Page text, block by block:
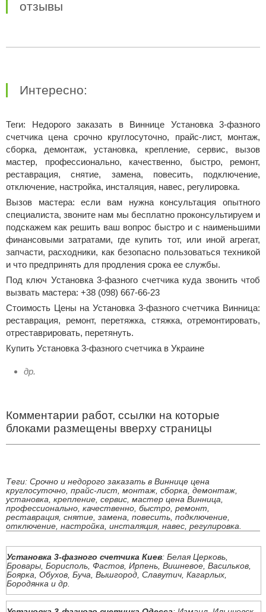
отзывы
Интересно:
Теги: Недорого заказать в Виннице Установка 3-фазного
счетчика цена срочно круглосуточно, прайс-лист, монтаж,
сборка, демонтаж, установка, крепление, сервис, вызов
мастер, профессионально, качественно, быстро, ремонт,
реставрация, снятие, замена, повесить, подключение,
отключение, настройка, инсталяция, навес, регулировка.
Вызов мастера: если вам нужна консультация опытного
специалиста, звоните нам мы бесплатно проконсультируем и
подскажем как решить ваш вопрос быстро и с наименьшими
финансовыми затратами, где купить тот, или иной агрегат,
запчасти, расходники, как безопасно пользоваться техникой
и что предпринять для продления срока ее службы.
Под ключ Установка 3-фазного счетчика куда звонить чтоб
вызвать мастера: +38 (098) 667-66-23
Стоимость Цены на Установка 3-фазного счетчика Винница:
реставрация, ремонт, перетяжка, стяжка, отремонтировать,
отреставрировать, перетянуть.
Купить Установка 3-фазного счетчика в Украине
др.
Комментарии работ, ссылки на которые
блоками размещены вверху страницы
Теги: Срочно и недорого заказать в Виннице цена
круглосуточно, прайс-лист, монтаж, сборка, демонтаж,
установка, крепление, сервис, мастер цена Винница,
профессионально, качественно, быстро, ремонт,
реставрация, снятие, замена, повесить, подключение,
отключение, настройка, инсталяция, навес, регулировка.
Установка 3-фазного счетчика Киев: Белая Церковь,
Бровары, Борисполь, Фастов, Ирпень, Вишневое, Васильков,
Боярка, Обухов, Буча, Вышгород, Славутич, Кагарлых,
Бородянка и др.